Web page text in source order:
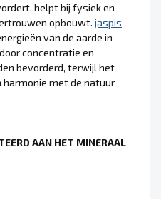
helpt bij fysiek en
opbouwt. jaspis
van de aarde in
concentratie en
bevorderd, terwijl het
met de natuur
AAN HET MINERAAL